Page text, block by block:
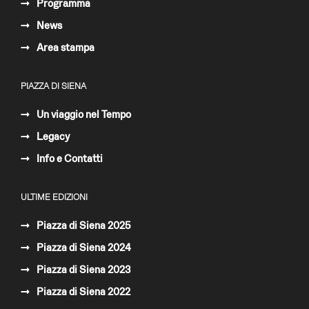
Programma
News
Area stampa
PIAZZA DI SIENA
Un viaggio nel Tempo
Legacy
Info e Contatti
ULTIME EDIZIONI
Piazza di Siena 2025
Piazza di Siena 2024
Piazza di Siena 2023
Piazza di Siena 2022